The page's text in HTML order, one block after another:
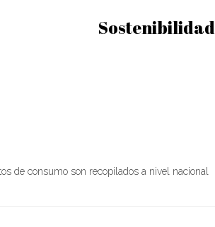
Sostenibilidad
de consumo son recopilados a nivel nacional